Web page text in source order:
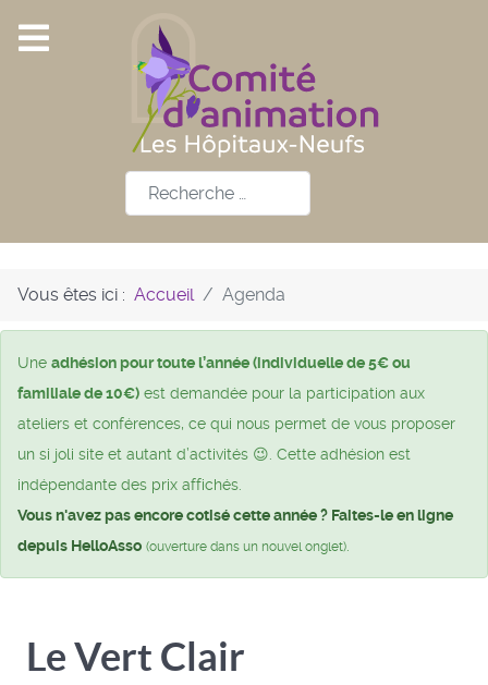
Rechercher
Vous êtes ici : Accueil Agenda
Une adhésion pour toute l’année (individuelle de 5€ ou
familiale de 10€) est demandée pour la participation aux
ateliers et conférences, ce qui nous permet de vous proposer
un si joli site et autant d’activités 😉. Cette adhésion est
indépendante des prix affichés.
Vous n'avez pas encore cotisé cette année ? Faites-le en ligne
depuis HelloAsso (ouverture dans un nouvel onglet)
Le Vert Clair